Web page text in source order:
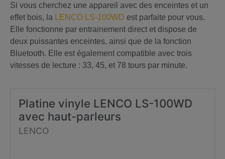
Si vous cherchez une appareil avec des enceintes et un
effet bois, la LENCO LS-100WD est parfaite pour vous.
Elle fonctionne par entrainement direct et dispose de
deux puissantes enceintes, ainsi que de la fonction
Bluetooth. Elle est également compatible avec trois
vitesses de lecture : 33, 45, et 78 tours par minute.
Platine vinyle LENCO LS-100WD
avec haut-parleurs
LENCO